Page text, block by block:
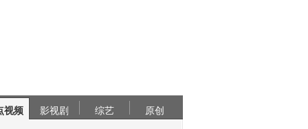
视频 影视剧 综艺 原创